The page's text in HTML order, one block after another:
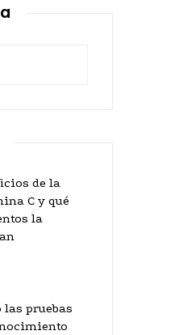
de la
C y qué
la
las pruebas